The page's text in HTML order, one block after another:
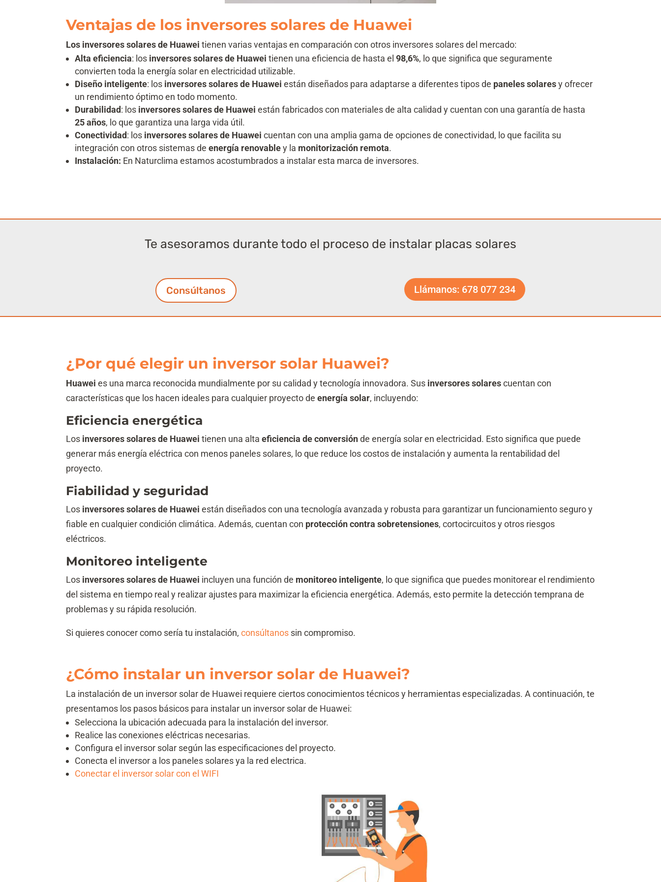
Ventajas de los inversores solares de Huawei
Los inversores solares de Huawei tienen varias ventajas en comparación con otros inversores solares del mercado:
Alta eficiencia: los inversores solares de Huawei tienen una eficiencia de hasta el98,6%, lo que significa que seguramente
convierten toda la energía solar en electricidad utilizable.
Diseño inteligente: los inversores solares de Huawei están diseñados para adaptarse a diferentes tipos de paneles solaresy ofrecer
un rendimiento óptimo en todo momento.
Durabilidad: los inversores solares de Huawei están fabricados con materiales de alta calidad y cuentan con una garantía de hasta
25 años, lo que garantiza una larga vida útil.
Conectividad: los inversores solares de Huawei cuentan con una amplia gama de opciones de conectividad, lo que facilita su
integración con otros sistemas deenergía renovabley la monitorización remota.
Instalación: En Naturclima estamos acostumbrados a instalar esta marca de inversores.
Te asesoramos durante todo el proceso de instalar placas solares
Consúltanos Llámanos: 678 077 234
¿Por qué elegir un inversor solar Huawei?
Huawei es una marca reconocida mundialmente por su calidad y tecnología innovadora. Sus inversores solarescuentan con
características que los hacen ideales para cualquier proyecto deenergía solar, incluyendo:
Eficiencia energética
Los inversores solares de Huawei tienen una altaeficiencia de conversiónde energía solar en electricidad. Esto significa que puede
generar más energía eléctrica con menos paneles solares, lo que reduce los costos de instalación y aumenta la rentabilidad del
proyecto.
Fiabilidad y seguridad
Los inversores solares de Huawei están diseñados con una tecnología avanzada y robusta para garantizar un funcionamiento seguro y
fiable en cualquier condición climática. Además, cuentan con protección contra sobretensiones, cortocircuitos y otros riesgos
eléctricos.
Monitoreo inteligente
Los inversores solares de Huawei incluyen una función de monitoreo inteligente, lo que significa que puedes monitorear el rendimiento
del sistema en tiempo real y realizar ajustes para maximizar la eficiencia energética. Además, esto permite la detección temprana de
problemas y su rápida resolución.
Si quieres conocer como sería tu instalación,consúltanos sin compromiso.
¿Cómo instalar un inversor solar de Huawei?
La instalación de un inversor solar de Huawei requiere ciertos conocimientos técnicos y herramientas especializadas. A continuación, te
presentamos los pasos básicos para instalar un inversor solar de Huawei:
Selecciona la ubicación adecuada para la instalación del inversor.
Realice las conexiones eléctricas necesarias.
Configura el inversor solar según las especificaciones del proyecto.
Conecta el inversor a los paneles solares ya la red electrica.
Conectar el inversor solar con el WIFI